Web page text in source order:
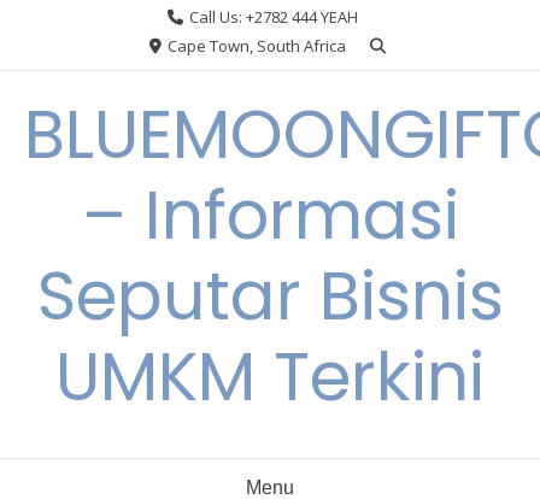
Call Us: +2782 444 YEAH
Cape Town, South Africa
– Informasi
Seputar Bisnis
UMKM Terkini
Menu